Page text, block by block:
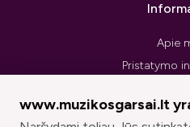
Apie
Pristatymo
Pirkimo
www.muzikosgarsai.lt